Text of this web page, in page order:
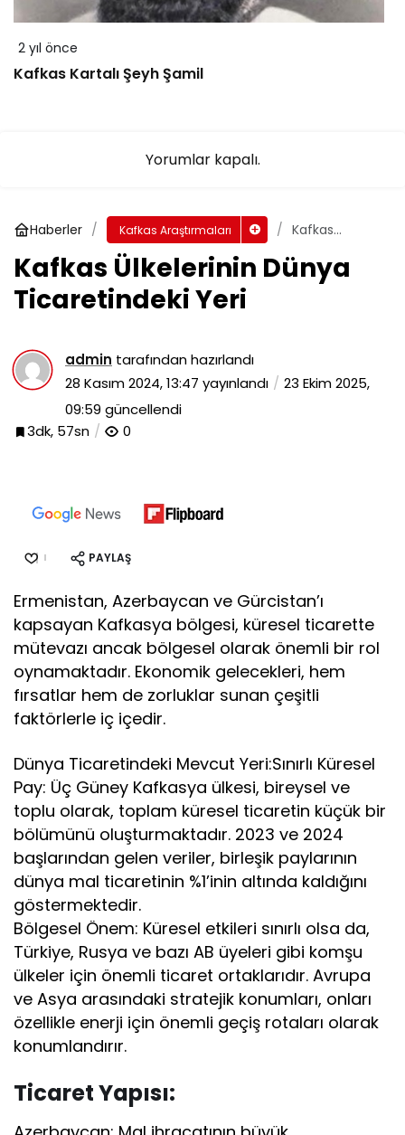
2 yıl önce
Kafkas Kartalı Şeyh Şamil
Yorumlar kapalı.
Haberler Kafkas Araştırmaları
Kafkas
Dünya
Ticaretindeki
Kafkas Ülkelerinin Dünya
Ticaretindeki Yeri
admin tarafından hazırlandı
28 Kasım 2024, 13:47 yayınlandı
23 Ekim 2025,
09:59 güncellendi
3dk, 57sn
0
PAYLAŞ
Ermenistan, Azerbaycan ve Gürcistan’ı
kapsayan Kafkasya bölgesi, küresel ticarette
mütevazı ancak bölgesel olarak önemli bir rol
oynamaktadır. Ekonomik gelecekleri, hem
fırsatlar hem de zorluklar sunan çeşitli
faktörlerle iç içedir.
Dünya Ticaretindeki Mevcut Yeri:Sınırlı Küresel
Pay: Üç Güney Kafkasya ülkesi, bireysel ve
toplu olarak, toplam küresel ticaretin küçük bir
bölümünü oluşturmaktadır. 2023 ve 2024
başlarından gelen veriler, birleşik paylarının
dünya mal ticaretinin %1’inin altında kaldığını
göstermektedir.
Bölgesel Önem: Küresel etkileri sınırlı olsa da,
Türkiye, Rusya ve bazı AB üyeleri gibi komşu
ülkeler için önemli ticaret ortaklarıdır. Avrupa
ve Asya arasındaki stratejik konumları, onları
özellikle enerji için önemli geçiş rotaları olarak
konumlandırır.
Ticaret Yapısı: